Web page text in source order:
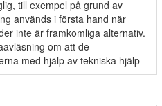
till exempel på grund av
används i första hand när
inte är framkomliga alternativ.
om att de
med hjälp av tekniska hjälp-